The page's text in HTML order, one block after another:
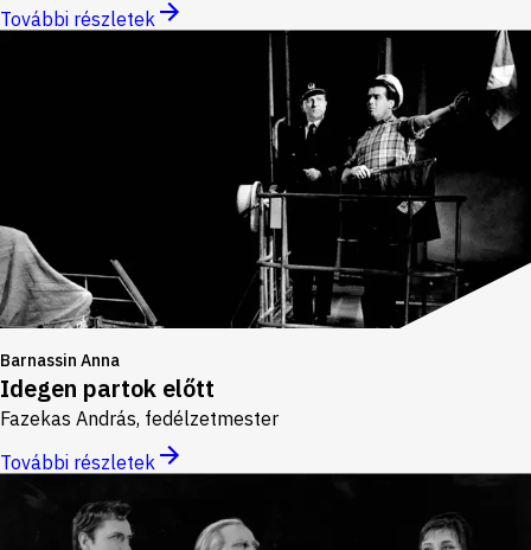
További részletek
Barnassin Anna
Idegen partok előtt
Fazekas András, fedélzetmester
További részletek